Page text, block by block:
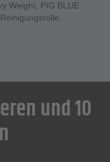
Weight, PIG BLUE
Reinigungsrolle,
und 10